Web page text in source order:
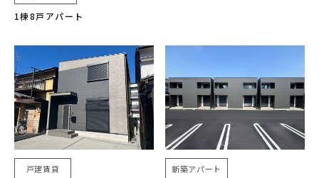
1棟8戸アパート
戸建賃貸 新築アパート